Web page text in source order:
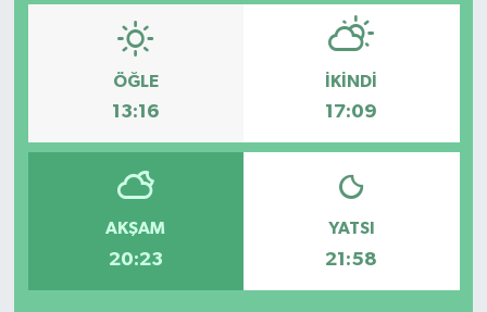
ÖĞLE
13:16
İKINDI
17:09
AKŞAM
20:23
YATSI
21:58